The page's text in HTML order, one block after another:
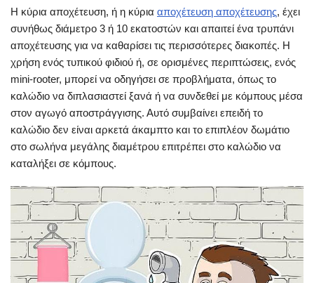
Η κύρια αποχέτευση, ή η κύρια αποχέτευση αποχέτευσης, έχει
συνήθως διάμετρο 3 ή 10 εκατοστών και απαιτεί ένα τρυπάνι
αποχέτευσης για να καθαρίσει τις περισσότερες διακοπές. Η
χρήση ενός τυπικού φιδιού ή, σε ορισμένες περιπτώσεις, ενός
mini-rooter, μπορεί να οδηγήσει σε προβλήματα, όπως το
καλώδιο να διπλασιαστεί ξανά ή να συνδεθεί με κόμπους μέσα
στον αγωγό αποστράγγισης. Αυτό συμβαίνει επειδή το
καλώδιο δεν είναι αρκετά άκαμπτο και το επιπλέον δωμάτιο
στο σωλήνα μεγάλης διαμέτρου επιτρέπει στο καλώδιο να
καταλήξει σε κόμπους.